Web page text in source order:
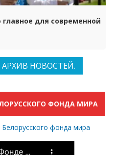
для современной
АРХИВ НОВОСТЕЙ.
ФОНДА МИРА
фонда мира